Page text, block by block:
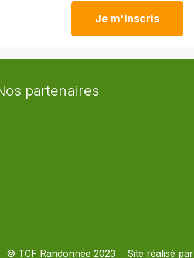
Je m'inscris
partenaires
© TCF Randonnée 2023 Site réalisé par